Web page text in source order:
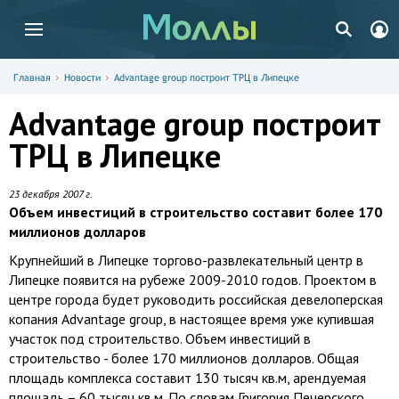
Главная Новости Advantage group построит ТРЦ в Липецке
Advantage group построит
ТРЦ в Липецке
23 декабря 2007 г.
Объем инвестиций в строительство составит более 170
миллионов долларов
Крупнейший в Липецке торгово-развлекательный центр в
Липецке появится на рубеже 2009-2010 годов. Проектом в
центре города будет руководить российская девелоперская
копания Advantage group, в настоящее время уже купившая
участок под строительство. Объем инвестиций в
строительство - более 170 миллионов долларов. Общая
площадь комплекса составит 130 тысяч кв.м, арендуемая